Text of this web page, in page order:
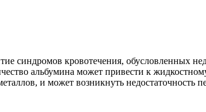
синдромов кровотечения, обусловленных
альбумина может привести к
и может возникнуть недостаточность